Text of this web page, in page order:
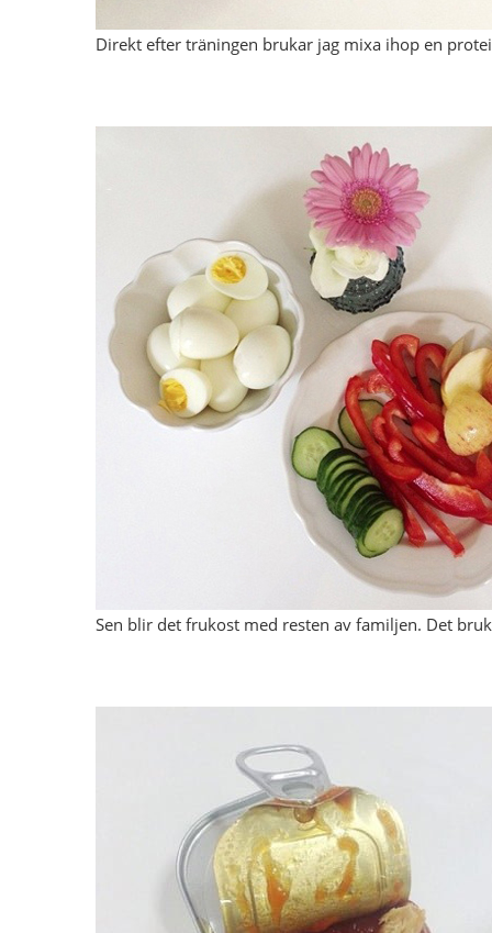
Direkt efter träningen brukar jag mixa ihop en
Sen blir det frukost med resten av familjen. Det